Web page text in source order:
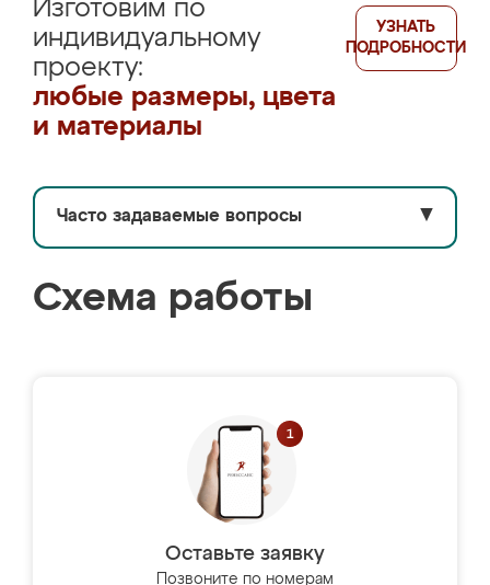
Изготовим по
индивидуальному
проекту:
любые размеры, цвета
и материалы
УЗНАТЬ
ПОДРОБНОСТИ
Часто задаваемые вопросы ▼
Схема работы
Оставьте заявку
Позвоните по номерам